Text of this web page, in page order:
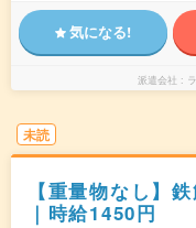
気になる!
派遣会社
未読
【重量物なし】
｜時給1450円